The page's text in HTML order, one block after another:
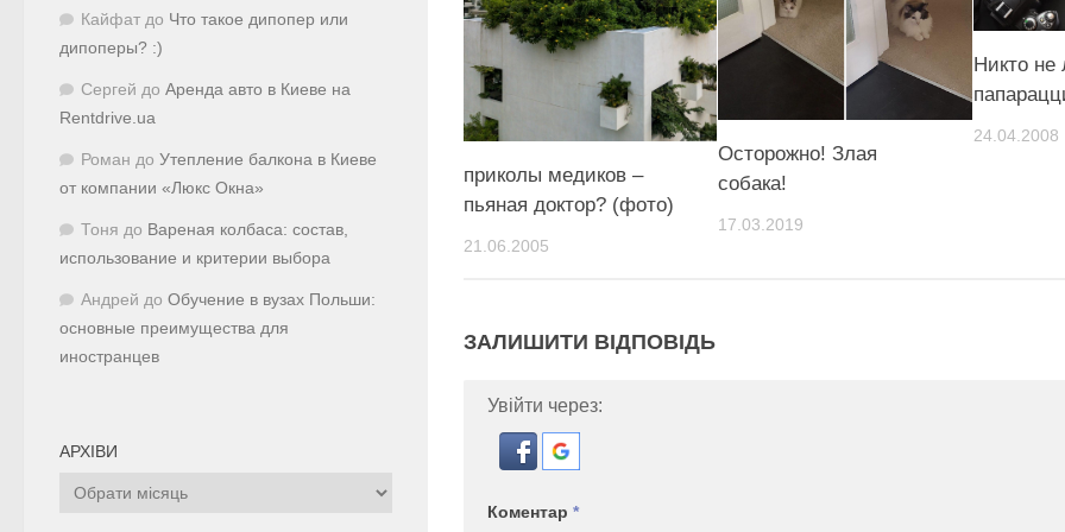
приколы медиков –
пьяная доктор? (фото)
21.06.2005
Осторожно! Злая
собака!
17.03.2019
Никто
24.04.2008
ЗАЛИШИТИ ВІДПОВІДЬ
Увійти через:
Коментар *
Кайфат до Что такое дипопер или
дипоперы? :)
Сергей до Аренда авто в Киеве на
Rentdrive.ua
Роман до Утепление балкона в Киеве
от компании «Люкс Окна»
Тоня до Вареная колбаса: состав,
использование и критерии выбора
Андрей до Обучение в вузах Польши:
основные преимущества для
иностранцев
АРХІВИ
Архіви